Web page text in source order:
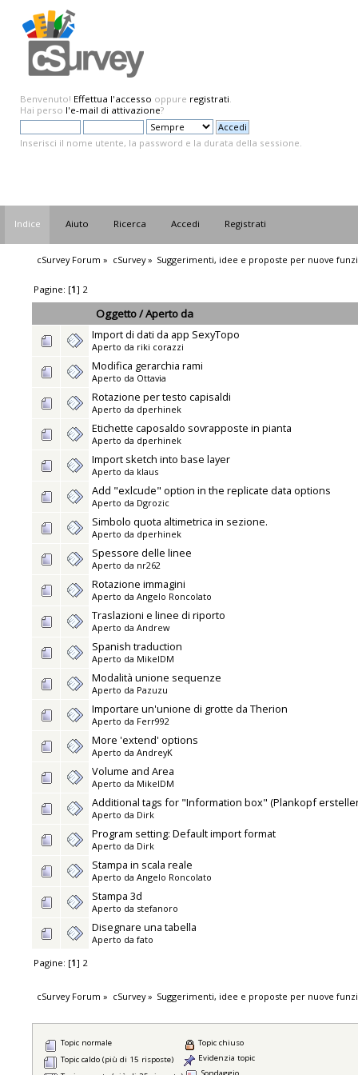
Benvenuto! Effettua l'accesso oppure registrati.
Hai perso l'e-mail di attivazione?
Inserisci il nome utente, la password e la durata della sessione.
Indice Aiuto Ricerca Accedi Registrati
cSurvey Forum » cSurvey» Suggerimenti, idee e proposte per nuove
Pagine: [1] 2
Oggetto/Aperto da
Import di dati da app SexyTopo
Aperto da riki corazzi
Modifica gerarchia rami
Aperto da Ottavia
Rotazione per testo capisaldi
Aperto da dperhinek
Etichette caposaldo sovrapposte in pianta
Aperto da dperhinek
Import sketch into base layer
Aperto da klaus
Add "exlcude" option in the replicate data options
Aperto da Dgrozic
Simbolo quota altimetrica in sezione.
Aperto da dperhinek
Spessore delle linee
Aperto da nr262
Rotazione immagini
Aperto da Angelo Roncolato
Traslazioni e linee di riporto
Aperto da Andrew
Spanish traduction
Aperto da MikelDM
Modalità unione sequenze
Aperto da Pazuzu
Importare un'unione di grotte da Therion
Aperto da Ferr992
More 'extend' options
Aperto da AndreyK
Volume and Area
Aperto da MikelDM
Additional tags for "Information box" (Plankopf
Aperto da Dirk
Program setting: Default import format
Aperto da Dirk
Stampa in scala reale
Aperto da Angelo Roncolato
Stampa 3d
Aperto da stefanoro
Disegnare una tabella
Aperto da fato
Pagine: [1] 2
cSurvey Forum » cSurvey» Suggerimenti, idee e proposte per nuove
Topic normale
Topic caldo (più di 15 risposte)
Topic chiuso
Evidenzia topic
Sondaggio